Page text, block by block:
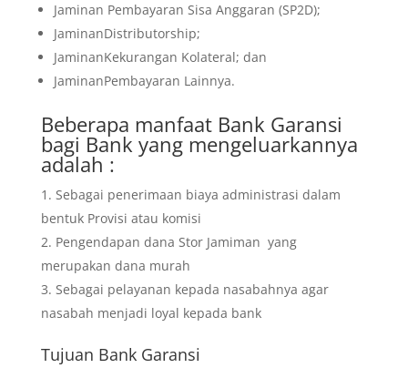
Jaminan Pembayaran Sisa Anggaran (SP2D);
JaminanDistributorship;
JaminanKekurangan Kolateral; dan
JaminanPembayaran Lainnya.
Beberapa manfaat Bank Garansi
bagi Bank yang mengeluarkannya
adalah :
Sebagai penerimaan biaya administrasi dalam
bentuk Provisi atau komisi
Pengendapan dana Stor Jamiman yang
merupakan dana murah
Sebagai pelayanan kepada nasabahnya agar
nasabah menjadi loyal kepada bank
Tujuan Bank Garansi